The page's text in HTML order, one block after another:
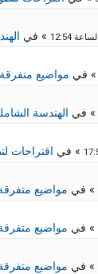
» في
» في مواضيع متفرقة
» في الهندسة
» في اقتراحات
» في مواضيع
» في مواضيع
» في مواضيع